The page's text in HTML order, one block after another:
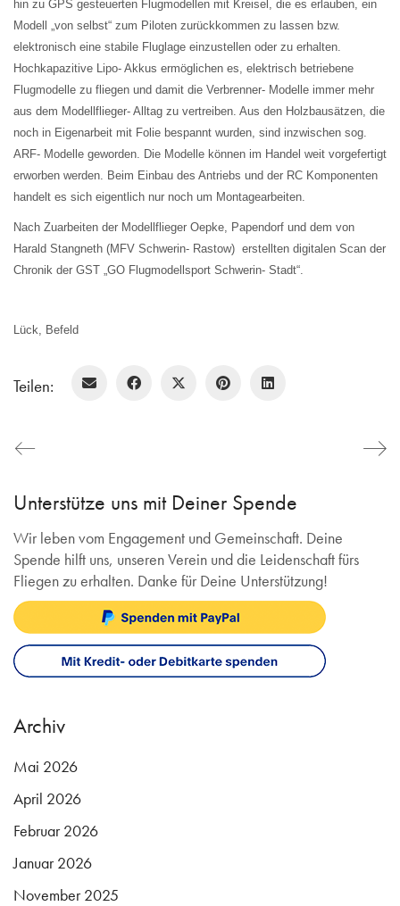
hin zu GPS gesteuerten Flugmodellen mit Kreisel, die es erlauben, ein
Modell „von selbst“ zum Piloten zurückkommen zu lassen bzw.
elektronisch eine stabile Fluglage einzustellen oder zu erhalten.
Hochkapazitive Lipo- Akkus ermöglichen es, elektrisch betriebene
Flugmodelle zu fliegen und damit die Verbrenner- Modelle immer mehr
aus dem Modellflieger- Alltag zu vertreiben. Aus den Holzbausätzen, die
noch in Eigenarbeit mit Folie bespannt wurden, sind inzwischen sog.
ARF- Modelle geworden. Die Modelle können im Handel weit vorgefertigt
erworben werden. Beim Einbau des Antriebs und der RC Komponenten
handelt es sich eigentlich nur noch um Montagearbeiten.
Nach Zuarbeiten der Modellflieger Oepke, Papendorf und dem von
Harald Stangneth (MFV Schwerin- Rastow) erstellten digitalen Scan der
Chronik der GST „GO Flugmodellsport Schwerin- Stadt“.
Lück, Befeld
Teilen:
Unterstütze uns mit Deiner Spende
Wir leben vom Engagement und Gemeinschaft. Deine
Spende hilft uns, unseren Verein und die Leidenschaft fürs
Fliegen zu erhalten. Danke für Deine Unterstützung!
Archiv
Mai 2026
April 2026
Februar 2026
Januar 2026
November 2025